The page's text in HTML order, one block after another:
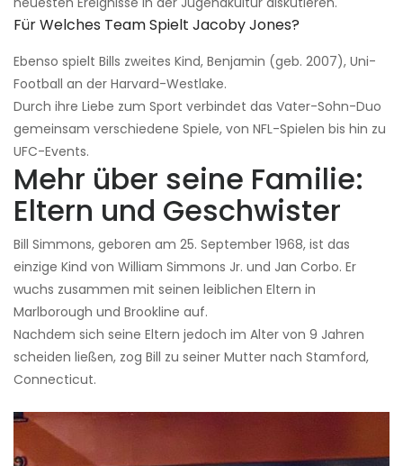
Für Welches Team Spielt Jacoby Jones?
Ebenso spielt Bills zweites Kind, Benjamin (geb. 2007), Uni-
Football an der Harvard-Westlake.
Durch ihre Liebe zum Sport verbindet das Vater-Sohn-Duo
gemeinsam verschiedene Spiele, von NFL-Spielen bis hin zu
UFC-Events.
Mehr über seine Familie:
Eltern und Geschwister
Bill Simmons, geboren am 25. September 1968, ist das
einzige Kind von William Simmons Jr. und Jan Corbo. Er
wuchs zusammen mit seinen leiblichen Eltern in
Marlborough und Brookline auf.
Nachdem sich seine Eltern jedoch im Alter von 9 Jahren
scheiden ließen, zog Bill zu seiner Mutter nach Stamford,
Connecticut.